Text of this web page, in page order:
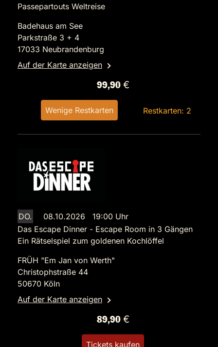
Passepartouts Weltreise
Badehaus am See
Parkstraße 3 + 4
17033 Neubrandenburg
Auf der Karte anzeigen
99,90 €
Wenige Restkarten Restkarten: 2
DO.
08.10.2026 19:00 Uhr
Das Escape Dinner - Escape Room in 3 Gängen
Ein Rätselspiel zum goldenen Kochlöffel
FRÜH "Em Jan von Werth"
Christophstraße 44
50670 Köln
Auf der Karte anzeigen
89,90 €
Tickets kaufen